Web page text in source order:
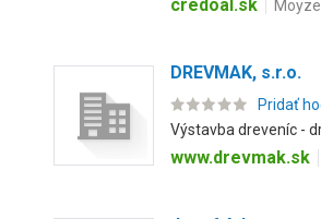
credoal.sk
DREVMAK, s.r.o.
Pridať
Výstavba dreveníc -
www.drevmak.sk